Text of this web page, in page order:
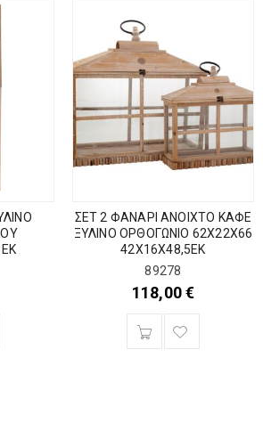
ΣΕΤ 2 ΦΑΝΑΡΙ ΑΝΟΙΧΤΟ ΚΑΦΕ
ΞΥΛΙΝΟ ΟΡΘΟΓΩΝΙΟ 62Χ22Χ66
42Χ16Χ48,5ΕΚ
89278
118,00€